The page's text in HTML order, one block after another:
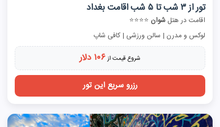
تور از ۳ شب تا ۵ شب اقامت بغداد
اقامت در هتلشوان ⭐⭐⭐⭐
لوکس و مدرن | سالن ورزشی | کافی شاپ
شروع قیمت از ۱۰۶ دلار
رزرو سریع این تور